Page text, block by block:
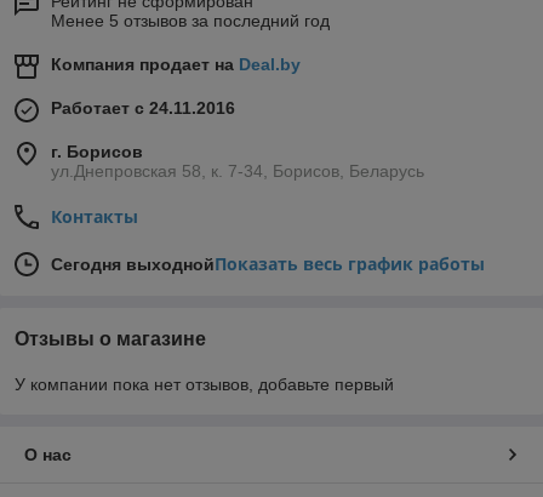
Менее 5 отзывов за последний год
Компания продает на Deal.by
Работает с 24.11.2016
г. Борисов
ул.Днепровская 58, к. 7-34, Борисов, Беларусь
Контакты
Сегодня выходнойПоказать весь график работы
Отзывы о магазине
У компании пока нет отзывов, добавьте первый
О нас